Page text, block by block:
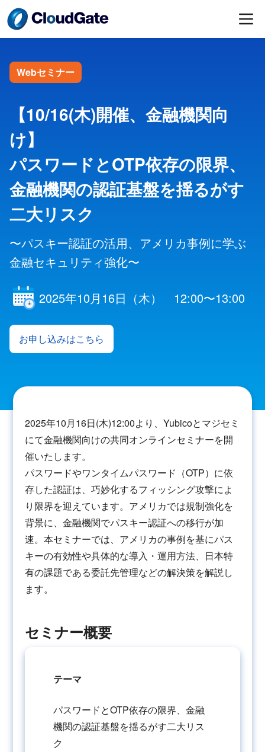
Webセミナー
【10/16(木)開催、金融機関向
け】
パスワードとOTP依存の限界、
金融機関の認証基盤を揺るがす
二大リスク
〜パスキー認証の活用、アメリカ事例に学ぶ
金融セキュリティ強化〜
2025年10月16日（木） 12:00〜13:00
お申し込みはこちら
2025年10月16日(木)12:00より、Yubicoとマジセミ
にて金融機関向けの共同オンラインセミナーを開
催いたします。
パスワードやワンタイムパスワード（OTP）に依
存した認証は、巧妙化するフィッシング攻撃によ
り限界を迎えています。アメリカでは規制強化を
背景に、金融機関でパスキー認証への移行が加
速。本セミナーでは、アメリカの事例を基にパス
キーの有効性や具体的な導入・運用方法、日本特
有の課題である委託先管理などの解決策を解説し
ます。
セミナー概要
テーマ
パスワードとOTP依存の限界、金融
機関の認証基盤を揺るがす二大リス
ク